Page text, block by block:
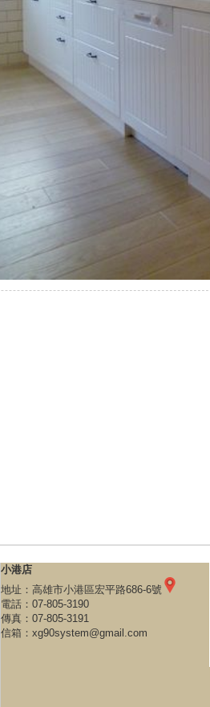
小港店
地址： 高雄市小港區宏平路686-6號
電話： 07-805-3190
傳真：07-805-3191
信箱： xg90system@gmail.com